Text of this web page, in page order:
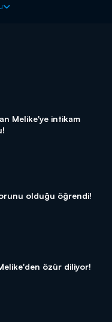
Melike'ye intikam
olduğu öğrendi!
özür diliyor!